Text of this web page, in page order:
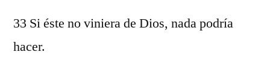
33 Si éste no viniera de Dios, nada podría
hacer.